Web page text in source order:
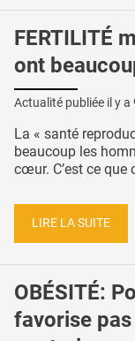
FERTILITÉ
ont
Actualité publiée il y a
La « santé
beaucoup les
cœur. C’est ce que
LIRE LA SUITE
OBÉSITÉ:
favorise